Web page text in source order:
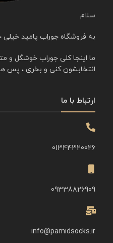
سلام
به فروشگاه جوراب پامید
ما اینجا کلی جوراب خوشگل و
انتخابشون کنی و بخری ، پس
ارتباط با ما
01344320026
09338826909
info@pamidsocks.ir